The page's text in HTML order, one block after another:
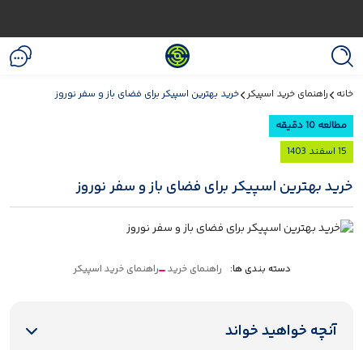
خانه راهنمای خرید اسپیکر خرید بهترین اسپیکر برای فضای باز و سفر نوروز
مطالعه 10 دقیقه
15 اسفند 1403
خرید بهترین اسپیکر برای فضای باز و سفر نوروز
دسته بندی ها: راهنمای خرید راهنمای خرید اسپیکر
آنچه خواهید خواند